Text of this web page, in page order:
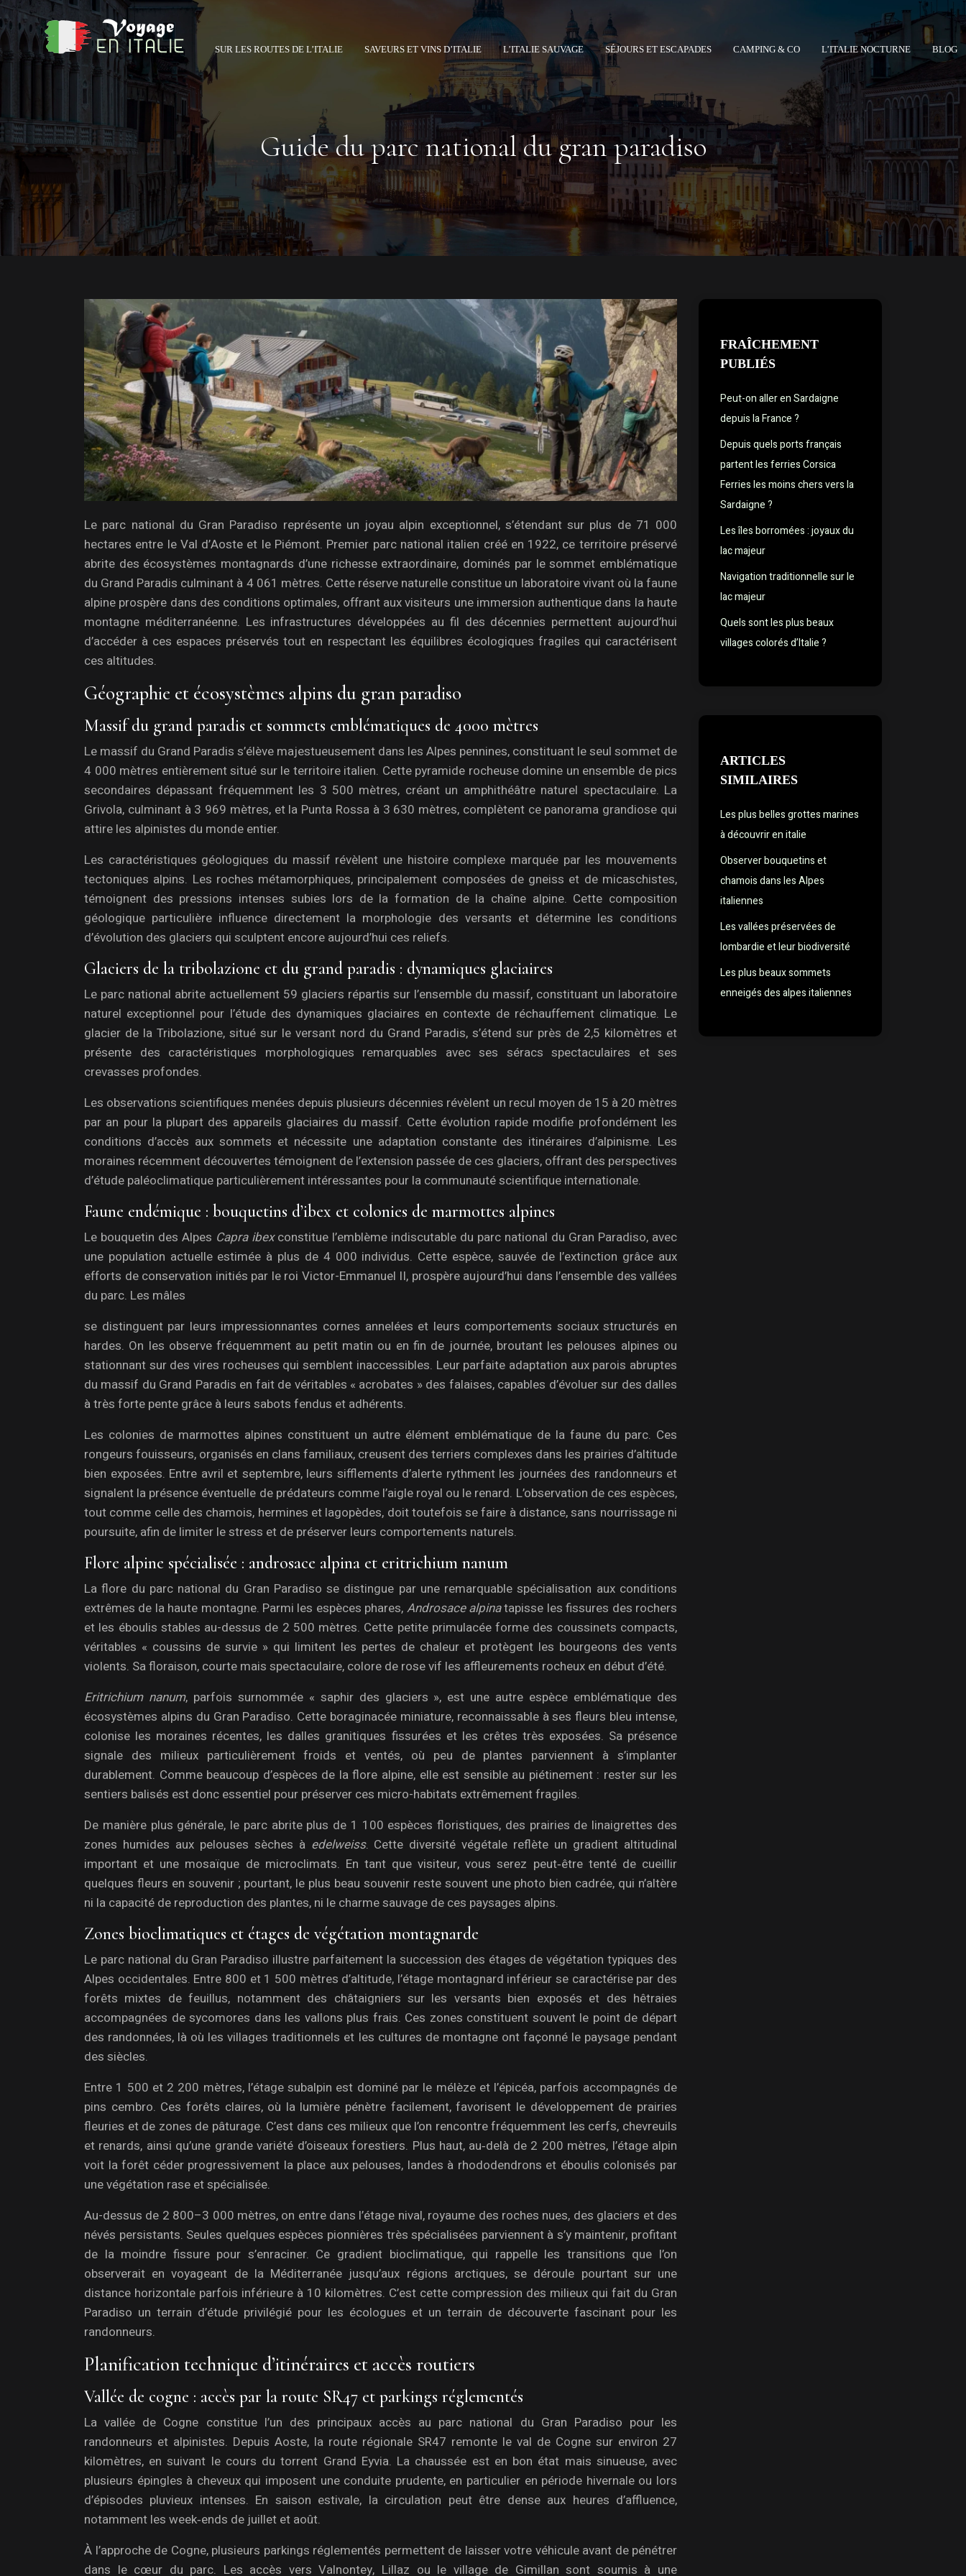
SUR LES ROUTES DE L’ITALIE SAVEURS ET VINS D’ITALIE L’ITALIE SAUVAGE SÉJOURS ET ESCAPADES CAMPING & CO L’ITALIE NOCTURNE BLOG
Guide du parc national du gran paradiso
Le parc national du Gran Paradiso représente un joyau alpin exceptionnel, s’étendant sur plus de 71 000
hectares entre le Val d’Aoste et le Piémont. Premier parc national italien créé en 1922, ce territoire préservé
abrite des écosystèmes montagnards d’une richesse extraordinaire, dominés par le sommet emblématique
du Grand Paradis culminant à 4 061 mètres. Cette réserve naturelle constitue un laboratoire vivant où la faune
alpine prospère dans des conditions optimales, offrant aux visiteurs une immersion authentique dans la haute
montagne méditerranéenne. Les infrastructures développées au fil des décennies permettent aujourd’hui
d’accéder à ces espaces préservés tout en respectant les équilibres écologiques fragiles qui caractérisent
ces altitudes.
Géographie et écosystèmes alpins du gran paradiso
Massif du grand paradis et sommets emblématiques de 4000 mètres
Le massif du Grand Paradis s’élève majestueusement dans les Alpes pennines, constituant le seul sommet de
4 000 mètres entièrement situé sur le territoire italien. Cette pyramide rocheuse domine un ensemble de pics
secondaires dépassant fréquemment les 3 500 mètres, créant un amphithéâtre naturel spectaculaire. La
Grivola, culminant à 3 969 mètres, et la Punta Rossa à 3 630 mètres, complètent ce panorama grandiose qui
attire les alpinistes du monde entier.
Les caractéristiques géologiques du massif révèlent une histoire complexe marquée par les mouvements
tectoniques alpins. Les roches métamorphiques, principalement composées de gneiss et de micaschistes,
témoignent des pressions intenses subies lors de la formation de la chaîne alpine. Cette composition
géologique particulière influence directement la morphologie des versants et détermine les conditions
d’évolution des glaciers qui sculptent encore aujourd’hui ces reliefs.
Glaciers de la tribolazione et du grand paradis : dynamiques glaciaires
Le parc national abrite actuellement 59 glaciers répartis sur l’ensemble du massif, constituant un laboratoire
naturel exceptionnel pour l’étude des dynamiques glaciaires en contexte de réchauffement climatique. Le
glacier de la Tribolazione, situé sur le versant nord du Grand Paradis, s’étend sur près de 2,5 kilomètres et
présente des caractéristiques morphologiques remarquables avec ses séracs spectaculaires et ses
crevasses profondes.
Les observations scientifiques menées depuis plusieurs décennies révèlent un recul moyen de 15 à 20 mètres
par an pour la plupart des appareils glaciaires du massif. Cette évolution rapide modifie profondément les
conditions d’accès aux sommets et nécessite une adaptation constante des itinéraires d’alpinisme. Les
moraines récemment découvertes témoignent de l’extension passée de ces glaciers, offrant des perspectives
d’étude paléoclimatique particulièrement intéressantes pour la communauté scientifique internationale.
Faune endémique : bouquetins d’ibex et colonies de marmottes alpines
Le bouquetin des Alpes Capra ibexconstitue l’emblème indiscutable du parc national du Gran Paradiso, avec
une population actuelle estimée à plus de 4 000 individus. Cette espèce, sauvée de l’extinction grâce aux
efforts de conservation initiés par le roi Victor-Emmanuel II, prospère aujourd’hui dans l’ensemble des vallées
du parc. Les mâles
se distinguent par leurs impressionnantes cornes annelées et leurs comportements sociaux structurés en
hardes. On les observe fréquemment au petit matin ou en fin de journée, broutant les pelouses alpines ou
stationnant sur des vires rocheuses qui semblent inaccessibles. Leur parfaite adaptation aux parois abruptes
du massif du Grand Paradis en fait de véritables « acrobates » des falaises, capables d’évoluer sur des dalles
à très forte pente grâce à leurs sabots fendus et adhérents.
Les colonies de marmottes alpines constituent un autre élément emblématique de la faune du parc. Ces
rongeurs fouisseurs, organisés en clans familiaux, creusent des terriers complexes dans les prairies d’altitude
bien exposées. Entre avril et septembre, leurs sifflements d’alerte rythment les journées des randonneurs et
signalent la présence éventuelle de prédateurs comme l’aigle royal ou le renard. L’observation de ces espèces,
tout comme celle des chamois, hermines et lagopèdes, doit toutefois se faire à distance, sans nourrissage ni
poursuite, afin de limiter le stress et de préserver leurs comportements naturels.
Flore alpine spécialisée : androsace alpina et eritrichium nanum
La flore du parc national du Gran Paradiso se distingue par une remarquable spécialisation aux conditions
extrêmes de la haute montagne. Parmi les espèces phares, Androsace alpinatapisse les fissures des rochers
et les éboulis stables au-dessus de 2 500 mètres. Cette petite primulacée forme des coussinets compacts,
véritables « coussins de survie » qui limitent les pertes de chaleur et protègent les bourgeons des vents
violents. Sa floraison, courte mais spectaculaire, colore de rose vif les affleurements rocheux en début d’été.
Eritrichium nanum, parfois surnommée « saphir des glaciers », est une autre espèce emblématique des
écosystèmes alpins du Gran Paradiso. Cette boraginacée miniature, reconnaissable à ses fleurs bleu intense,
colonise les moraines récentes, les dalles granitiques fissurées et les crêtes très exposées. Sa présence
signale des milieux particulièrement froids et ventés, où peu de plantes parviennent à s’implanter
durablement. Comme beaucoup d’espèces de la flore alpine, elle est sensible au piétinement : rester sur les
sentiers balisés est donc essentiel pour préserver ces micro-habitats extrêmement fragiles.
De manière plus générale, le parc abrite plus de 1 100 espèces floristiques, des prairies de linaigrettes des
zones humides aux pelouses sèches à edelweiss. Cette diversité végétale reflète un gradient altitudinal
important et une mosaïque de microclimats. En tant que visiteur, vous serez peut‑être tenté de cueillir
quelques fleurs en souvenir ; pourtant, le plus beau souvenir reste souvent une photo bien cadrée, qui n’altère
ni la capacité de reproduction des plantes, ni le charme sauvage de ces paysages alpins.
Zones bioclimatiques et étages de végétation montagnarde
Le parc national du Gran Paradiso illustre parfaitement la succession des étages de végétation typiques des
Alpes occidentales. Entre 800 et 1 500 mètres d’altitude, l’étage montagnard inférieur se caractérise par des
forêts mixtes de feuillus, notamment des châtaigniers sur les versants bien exposés et des hêtraies
accompagnées de sycomores dans les vallons plus frais. Ces zones constituent souvent le point de départ
des randonnées, là où les villages traditionnels et les cultures de montagne ont façonné le paysage pendant
des siècles.
Entre 1 500 et 2 200 mètres, l’étage subalpin est dominé par le mélèze et l’épicéa, parfois accompagnés de
pins cembro. Ces forêts claires, où la lumière pénètre facilement, favorisent le développement de prairies
fleuries et de zones de pâturage. C’est dans ces milieux que l’on rencontre fréquemment les cerfs, chevreuils
et renards, ainsi qu’une grande variété d’oiseaux forestiers. Plus haut, au‑delà de 2 200 mètres, l’étage alpin
voit la forêt céder progressivement la place aux pelouses, landes à rhododendrons et éboulis colonisés par
une végétation rase et spécialisée.
Au-dessus de 2 800–3 000 mètres, on entre dans l’étage nival, royaume des roches nues, des glaciers et des
névés persistants. Seules quelques espèces pionnières très spécialisées parviennent à s’y maintenir, profitant
de la moindre fissure pour s’enraciner. Ce gradient bioclimatique, qui rappelle les transitions que l’on
observerait en voyageant de la Méditerranée jusqu’aux régions arctiques, se déroule pourtant sur une
distance horizontale parfois inférieure à 10 kilomètres. C’est cette compression des milieux qui fait du Gran
Paradiso un terrain d’étude privilégié pour les écologues et un terrain de découverte fascinant pour les
randonneurs.
Planification technique d’itinéraires et accès routiers
Vallée de cogne : accès par la route SR47 et parkings réglementés
La vallée de Cogne constitue l’un des principaux accès au parc national du Gran Paradiso pour les
randonneurs et alpinistes. Depuis Aoste, la route régionale SR47 remonte le val de Cogne sur environ 27
kilomètres, en suivant le cours du torrent Grand Eyvia. La chaussée est en bon état mais sinueuse, avec
plusieurs épingles à cheveux qui imposent une conduite prudente, en particulier en période hivernale ou lors
d’épisodes pluvieux intenses. En saison estivale, la circulation peut être dense aux heures d’affluence,
notamment les week‑ends de juillet et août.
À l’approche de Cogne, plusieurs parkings réglementés permettent de laisser votre véhicule avant de pénétrer
dans le cœur du parc. Les accès vers Valnontey, Lillaz ou le village de Gimillan sont soumis à une
FRAÎCHEMENT
PUBLIÉS
Peut-on aller en Sardaigne
depuis la France ?
Depuis quels ports français
partent les ferries Corsica
Ferries les moins chers vers la
Sardaigne ?
Les îles borromées : joyaux du
lac majeur
Navigation traditionnelle sur le
lac majeur
Quels sont les plus beaux
villages colorés d’Italie ?
ARTICLES
SIMILAIRES
Les plus belles grottes marines
à découvrir en italie
Observer bouquetins et
chamois dans les Alpes
italiennes
Les vallées préservées de
lombardie et leur biodiversité
Les plus beaux sommets
enneigés des alpes italiennes